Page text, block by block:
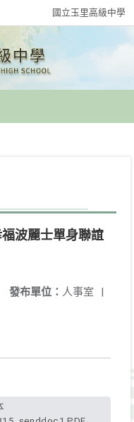
國立玉里高級中學
波麗士單身聯誼
發布單位： 人事室 |